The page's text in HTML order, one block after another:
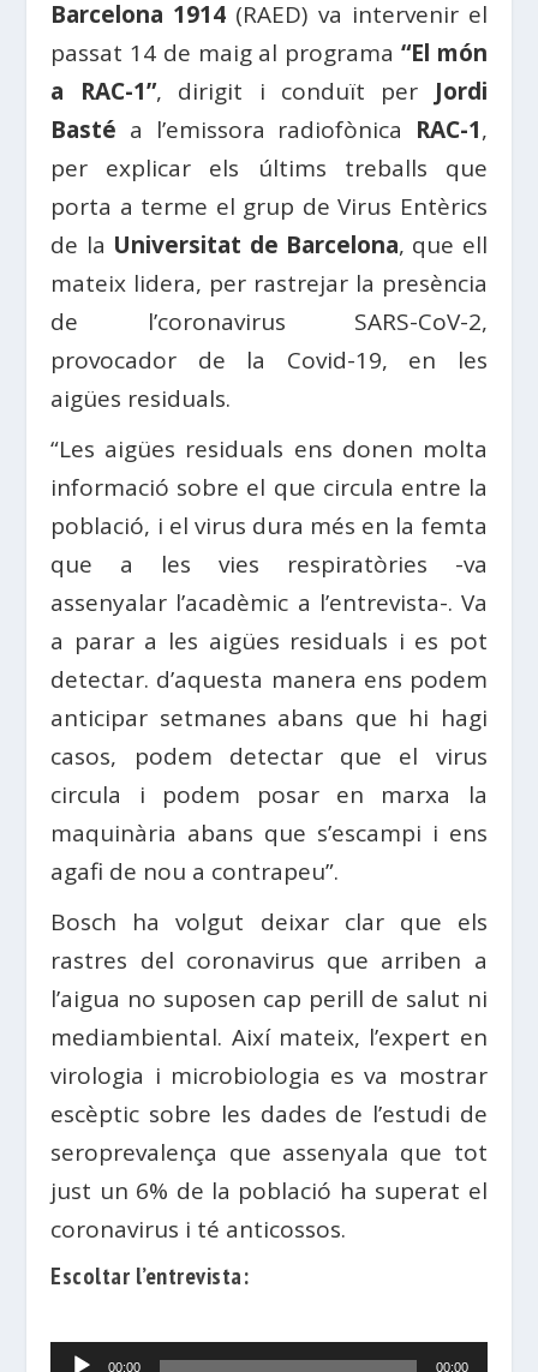
Barcelona 1914 (RAED) va intervenir el
passat 14 de maig al programa “El món
a RAC-1”, dirigit i conduït per Jordi
Basté a l’emissora radiofònica RAC-1,
per explicar els últims treballs que
porta a terme el grup de Virus Entèrics
de la Universitat de Barcelona, ​​que ell
mateix lidera, per rastrejar la presència
de l’coronavirus SARS-CoV-2,
provocador de la Covid-19, en les
aigües residuals.
“Les aigües residuals ens donen molta
informació sobre el que circula entre la
població, i el virus dura més en la femta
que a les vies respiratòries -va
assenyalar l’acadèmic a l’entrevista-. Va
a parar a les aigües residuals i es pot
detectar. d’aquesta manera ens podem
anticipar setmanes abans que hi hagi
casos, podem detectar que el virus
circula i podem posar en marxa la
maquinària abans que s’escampi i ens
agafi de nou a contrapeu”.
Bosch ha volgut deixar clar que els
rastres del coronavirus que arriben a
l’aigua no suposen cap perill de salut ni
mediambiental. Així mateix, l’expert en
virologia i microbiologia es va mostrar
escèptic sobre les dades de l’estudi de
seroprevalença que assenyala que tot
just un 6% de la població ha superat el
coronavirus i té anticossos.
Escoltar l’entrevista:
Audio00:00 00:00